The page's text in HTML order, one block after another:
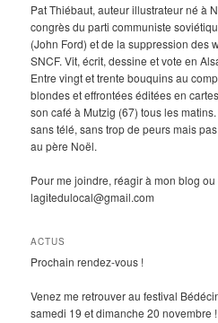
Pat Thiébaut, auteur illustrateur né à
congrès du parti communiste
(John Ford) et de la suppression des
SNCF. Vit, écrit, dessine et vote en
Entre vingt et trente bouquins au
blondes et effrontées éditées en
son café à Mutzig (67) tous les
sans télé, sans trop de peurs mais
au père Noël.
Pour me joindre, réagir à mon blog
lagitedulocal@gmail.com
ACTUS
Prochain rendez-vous !
Venez me retrouver au festival
samedi 19 et dimanche 20 novembre !